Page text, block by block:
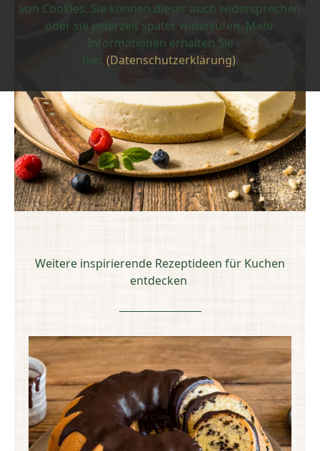
von Cookies. Sie können dieser auch widersprechen
oder sie jederzeit später widerrufen. Mehr
Informationen erhalten Sie
hier (Datenschutzerklärung).
Weitere inspirierende Rezeptideen für Kuchen
entdecken